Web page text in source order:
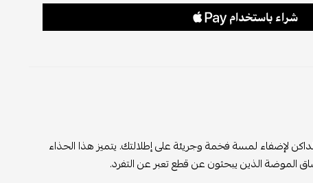
لإضفاء لمسة فخمة وجريئة على إطلالتك. يتميز هذا الحذاء
الموضة الذين يبحثون عن قطع تعبر عن التفرد.